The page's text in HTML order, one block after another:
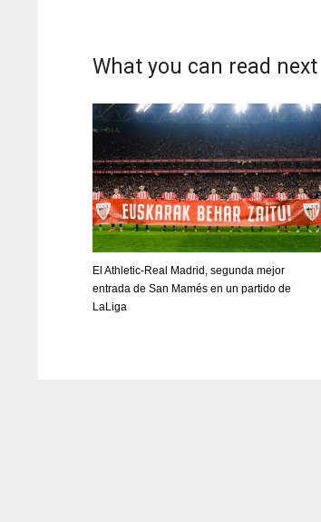
What you can read next
El Athletic-Real Madrid, segunda mejor
entrada de San Mamés en un partido de
LaLiga